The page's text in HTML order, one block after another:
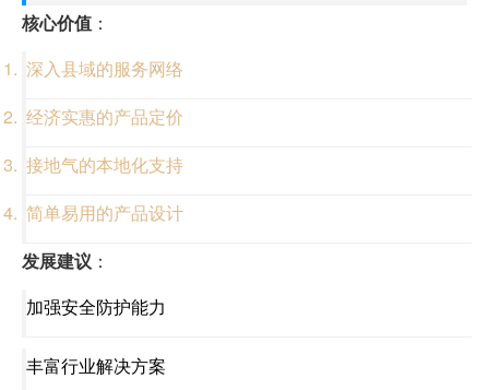
核心价值 ：
深入县域的服务网络
经济实惠的产品定价
接地气的本地化支持
简单易用的产品设计
发展建议 ：
加强安全防护能力
丰富行业解决方案